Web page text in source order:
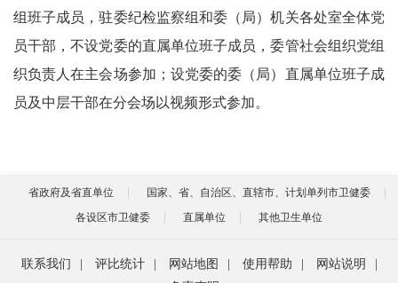
组班子成员，驻委纪检监察组和委（局）机关各处室全体党
员干部，不设党委的直属单位班子成员，委管社会组织党组
织负责人在主会场参加；设党委的委（局）直属单位班子成
员及中层干部在分会场以视频形式参加。
省政府及省直单位
国家、省、自治区、直辖市、计划单列市卫健委
各设区市卫健委
直属单位 其他卫生单位
联系我们 评比统计 网站地图 使用帮助 网站说明